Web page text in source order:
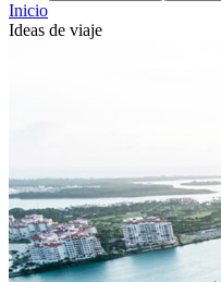
Inicio
Ideas de viaje